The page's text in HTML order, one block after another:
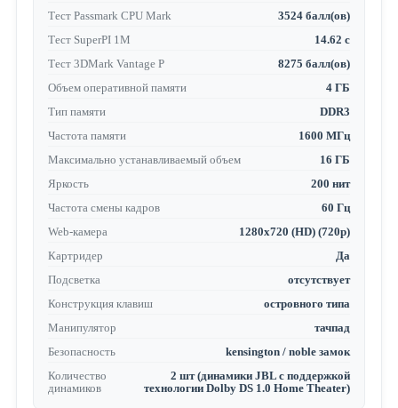
Тест Passmark CPU Mark
3524 балл(ов)
Тест SuperPI 1M
14.62 с
Тест 3DMark Vantage P
8275 балл(ов)
Объем оперативной памяти
4 ГБ
Тип памяти
DDR3
Частота памяти
1600 МГц
Максимально устанавливаемый объем
16 ГБ
Яркость
200 нит
Частота смены кадров
60 Гц
Web-камера
1280x720 (HD) (720p)
Картридер
Да
Подсветка
отсутствует
Конструкция клавиш
островного типа
Манипулятор
тачпад
Безопасность
kensington / noble замок
Количество
динамиков
2 шт (динамики JBL с поддержкой
технологии Dolby DS 1.0 Home Theater)